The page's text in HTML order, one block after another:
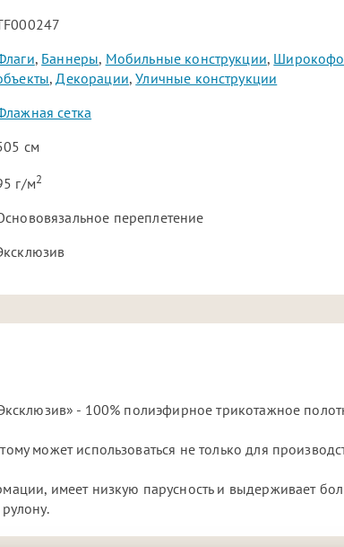
, Баннеры, Мобильные конструкции,
, Декорации,Уличные конструкции
сетка
см
г/м2
переплетение
- 100% полиэфирное трикотажное
может использоваться не только для
имеет низкую парусность и выдерживает